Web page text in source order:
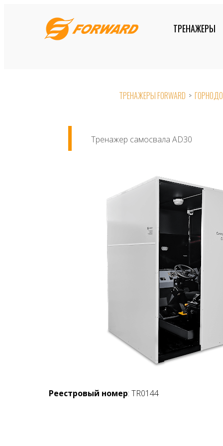
ТРЕНАЖЕРЫ
ТРЕНАЖЕРЫ FORWARD >
Тренажер самосвала AD30
Реестровый номер: TR0144